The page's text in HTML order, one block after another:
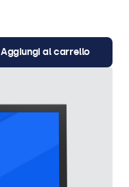
Aggiungi al carrello